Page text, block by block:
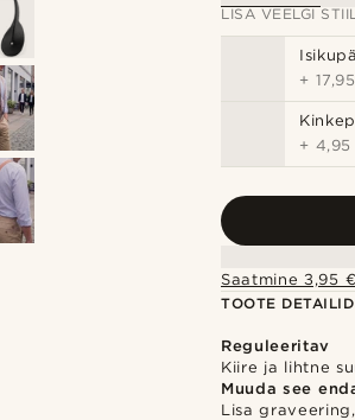
LISA VEELGI
+
+
Saatmine 3,95
TOOTE DETAILID
Reguleeritav
Kiire ja lihtne
Muuda see
Lisa